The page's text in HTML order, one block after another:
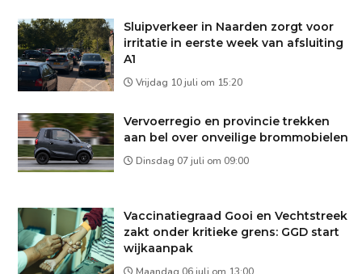
Sluipverkeer in Naarden zorgt voor
irritatie in eerste week van afsluiting
A1
Vrijdag 10 juli om 15:20
Vervoerregio en provincie trekken
aan bel over onveilige brommobielen
Dinsdag 07 juli om 09:00
Vaccinatiegraad Gooi en Vechtstreek
zakt onder kritieke grens: GGD start
wijkaanpak
Maandag 06 juli om 13:00